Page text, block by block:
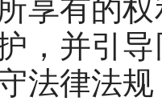
享有的
，并引
法律法